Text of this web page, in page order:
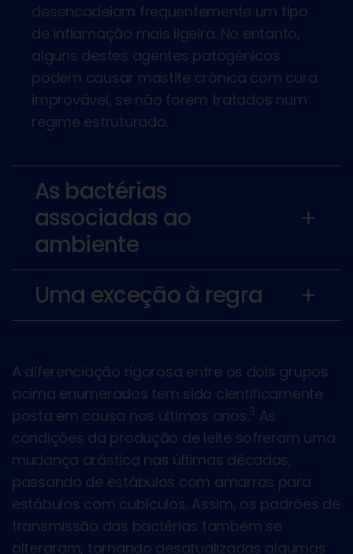
desencadeiam frequentemente um tipo
de inflamação mais ligeira. No entanto,
alguns destes agentes patogénicos
podem causar mastite crónica com cura
improvável, se não forem tratados num
regime estruturado.
As bactérias
associadas ao
ambiente
add
Uma exceção à regra add
A diferenciação rigorosa entre os dois grupos
acima enumerados tem sido cientificamente
posta em causa nos últimos anos.3 As
condições da produção de leite sofreram uma
mudança drástica nas últimas décadas,
passando de estábulos com amarras para
estábulos com cubículos. Assim, os padrões de
transmissão das bactérias também se
alteraram, tornando desatualizadas algumas